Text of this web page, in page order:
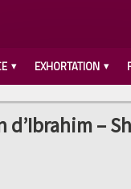
EXHORTATION
–